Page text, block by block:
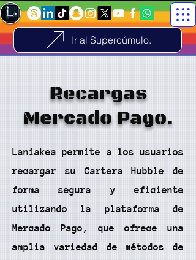
Ir al Supercúmulo.
Recargas
Mercado Pago.
Laniakea permite a los usuarios
recargar su Cartera Hubble de
forma segura y eficiente
utilizando la plataforma de
Mercado Pago, que ofrece una
amplia variedad de métodos de